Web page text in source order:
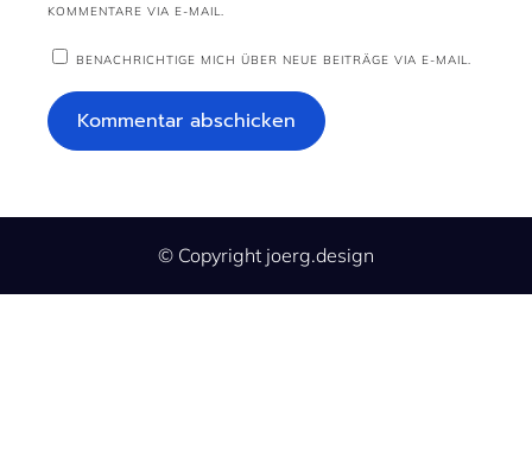
KOMMENTARE VIA E-MAIL.
BENACHRICHTIGE MICH ÜBER NEUE BEITRÄGE VIA E-MAIL.
© Copyright joerg.design